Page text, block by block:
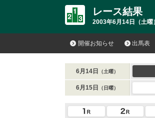
レース結果
2003年6月14日（土曜
開催お知らせ 出馬表
6月14日 （土曜）
6月15日 （日曜）